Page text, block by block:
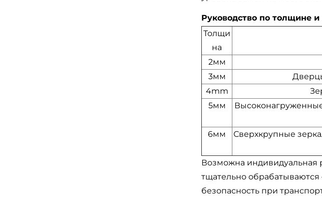
Руководство по толщине
Толщи
на
2мм
3мм
4mm
5мм
6мм
Сверхкрупные
Возможна индивидуальная
тщательно обрабатываются
безопасность при